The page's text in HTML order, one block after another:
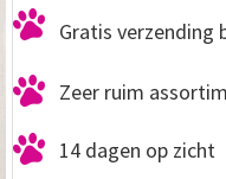
Gratis verzending
Zeer ruim
14 dagen op zicht